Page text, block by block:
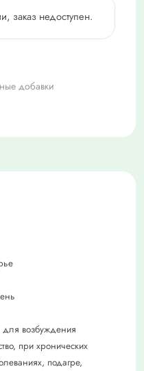
заказ недоступен.
добавки
для возбуждения
при хронических
подагре,